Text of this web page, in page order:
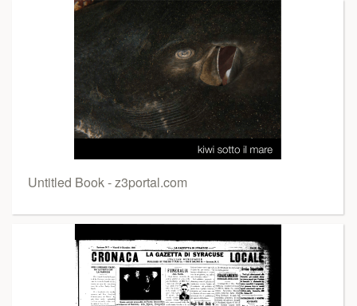
Untitled Book - z3portal.com